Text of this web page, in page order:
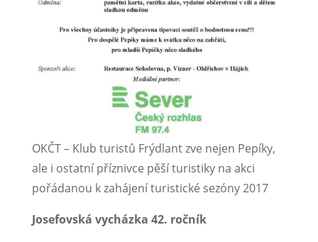
OKČT – Klub turistů Frýdlant zve nejen Pepíky,
ale i ostatní příznivce pěší turistiky na akci
pořádanou k zahájení turistické sezóny 2017
Josefovská vycházka 42. ročník